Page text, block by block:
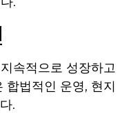
속적으로 성장하고
합법적인 운영, 현지
.